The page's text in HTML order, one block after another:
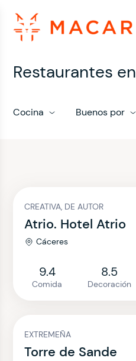
Restaurantes en
Cocina Buenos por
CREATIVA, DE AUTOR
Atrio. Hotel Atrio
Cáceres
9.4
Comida
8.5
Decoración
EXTREMEÑA
Torre de Sande